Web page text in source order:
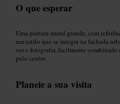
O que esperar
Uma pintura mural grande, com
um estilo que se integra na fachada
ver e fotografar, facilmente
pelo centro.
Planeie a sua visita